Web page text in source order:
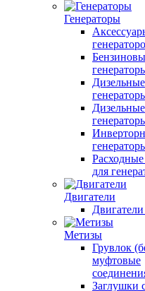
Генераторы
Дизельные
Дизельные
для
Двигатели
Метизы
Грувлок
муфтовые
Заглушки